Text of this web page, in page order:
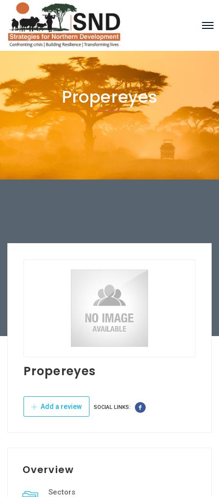
Propereyes
Propereyes
Add a review SOCIAL LINKS:
Overview
Sectors